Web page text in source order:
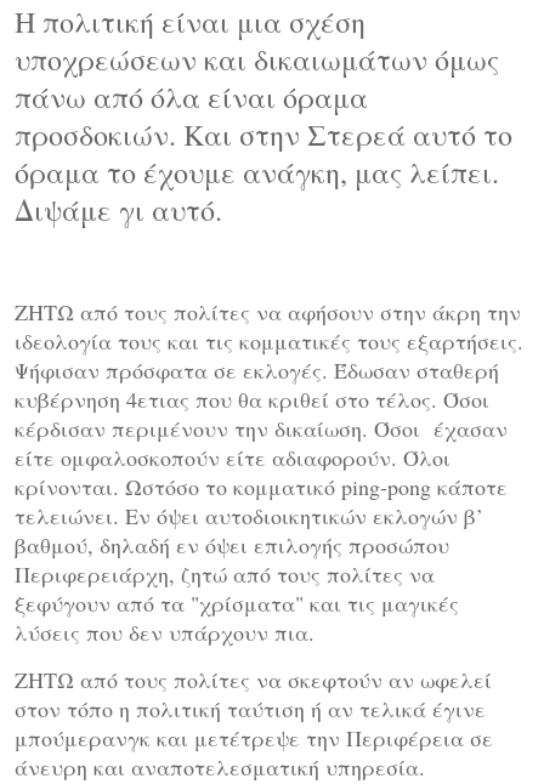
Η πολιτική είναι μια σχέση
υποχρεώσεων και δικαιωμάτων όμως
πάνω από όλα είναι όραμα
προσδοκιών. Και στην Στερεά αυτό το
όραμα το έχουμε ανάγκη, μας λείπει.
Διψάμε γι αυτό.
ΖΗΤΩ από τους πολίτες να αφήσουν στην άκρη την
ιδεολογία τους και τις κομματικές τους εξαρτήσεις.
Ψήφισαν πρόσφατα σε εκλογές. Έδωσαν σταθερή
κυβέρνηση 4ετιας που θα κριθεί στο τέλος. Όσοι
κέρδισαν περιμένουν την δικαίωση. Όσοι έχασαν
είτε ομφαλοσκοπούν είτε αδιαφορούν. Όλοι
κρίνονται. Ωστόσο το κομματικό ping-pong κάποτε
τελειώνει. Εν όψει αυτοδιοικητικών εκλογών β’
βαθμού, δηλαδή εν όψει επιλογής προσώπου
Περιφερειάρχη, ζητώ από τους πολίτες να
ξεφύγουν από τα "χρίσματα" και τις μαγικές
λύσεις που δεν υπάρχουν πια.
ΖΗΤΩ από τους πολίτες να σκεφτούν αν ωφελεί
στον τόπο η πολιτική ταύτιση ή αν τελικά έγινε
μπούμερανγκ και μετέτρεψε την Περιφέρεια σε
άνευρη και αναποτελεσματική υπηρεσία.